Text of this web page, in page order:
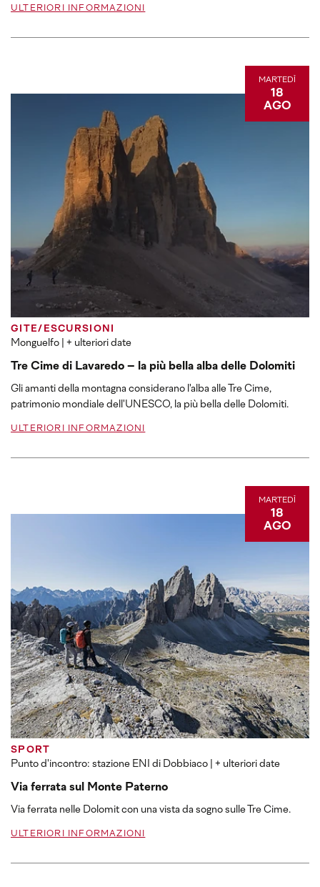
ULTERIORI INFORMAZIONI
MARTEDÌ
18
AGO
GITE/ESCURSIONI
Monguelfo | + ulteriori date
Tre Cime di Lavaredo – la più bella alba delle Dolomiti
Gli amanti della montagna considerano l'alba alle Tre Cime,
patrimonio mondiale dell'UNESCO, la più bella delle Dolomiti.
ULTERIORI INFORMAZIONI
MARTEDÌ
18
AGO
SPORT
Punto d'incontro: stazione ENI di Dobbiaco | + ulteriori date
Via ferrata sul Monte Paterno
Via ferrata nelle Dolomit con una vista da sogno sulle Tre Cime.
ULTERIORI INFORMAZIONI